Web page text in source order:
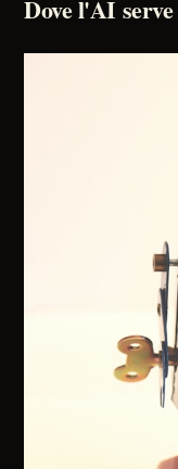
Dove l'AI